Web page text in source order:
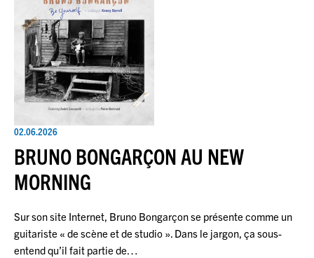
02.06.2026
BRUNO BONGARÇON AU NEW
MORNING
Sur son site Internet, Bruno Bongarçon se présente comme un
guitariste « de scène et de studio ». Dans le jargon, ça sous-
entend qu’il fait partie de…